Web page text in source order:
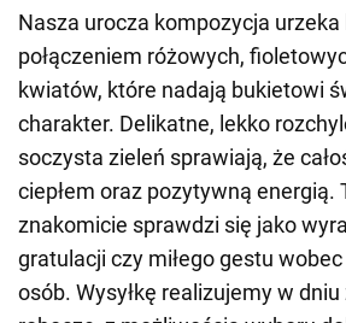
Nasza urocza kompozycja
połączeniem różowych,
kwiatów, które nadają bukietowi
charakter. Delikatne, lekko
soczysta zieleń sprawiają, że
ciepłem oraz pozytywną energią.
znakomicie sprawdzi się jako
gratulacji czy miłego gestu
osób. Wysyłkę realizujemy w